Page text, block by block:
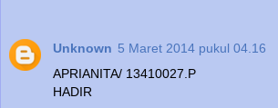
Unknown 5 Maret 2014 pukul 04.16
APRIANITA/ 13410027.P
HADIR